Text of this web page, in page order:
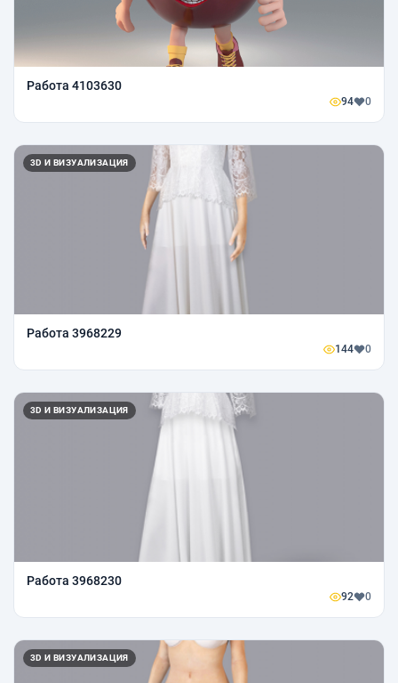
Работа 4103630
94 0
3D И ВИЗУАЛИЗАЦИЯ
Работа 3968229
144 0
3D И ВИЗУАЛИЗАЦИЯ
Работа 3968230
92 0
3D И ВИЗУАЛИЗАЦИЯ